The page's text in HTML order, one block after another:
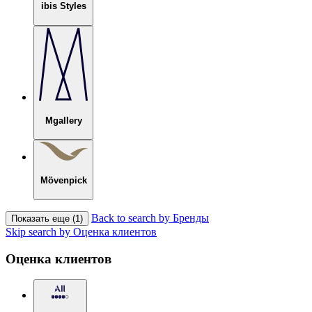
ibis Styles
Mgallery
Mövenpick
Показать еще (1)
Back to search by Бренды
Skip search by Оценка клиентов
Оценка клиентов